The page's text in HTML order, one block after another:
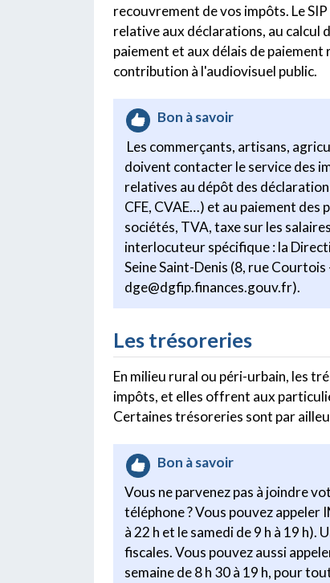
recouvrement de vos impôts. Le
relative aux déclarations, au calcul
paiement et aux délais de
contribution à l'audiovisuel public.
Bon à savoir
Les commerçants, artisans,
doivent contacter le service des
relatives au dépôt des
CFE, CVAE…) et au paiement
sociétés, TVA, taxe sur les
interlocuteur spécifique : la
Seine Saint-Denis (8, rue
dge@dgfip.finances.gouv.fr).
Les trésoreries
En milieu rural ou péri-urbain, les
impôts, et elles offrent aux
Certaines trésoreries sont par
Bon à savoir
Vous ne parvenez pas à joindre
téléphone ? Vous pouvez appeler
à 22 h et le samedi de 9 h à 19
fiscales. Vous pouvez aussi
semaine de 8 h 30 à 19 h, pour